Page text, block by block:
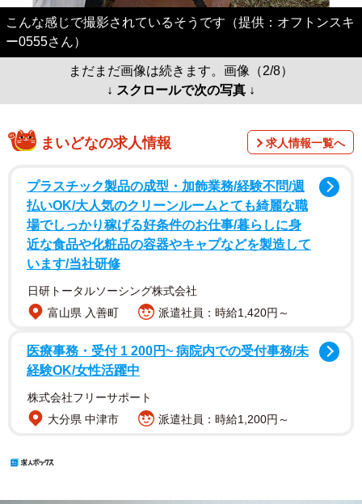
こんな感じで撮影されているそうです（提供：オフトンスキ
ー0555さん）
まだまだ画像は続きます。画像（2/8）
↓ スクロールで次の写真 ↓
まいどなの求人情報 求人情報一覧へ
プラスチック製品の成型・加飾業務/経験不問/週
払いOK/大人気のクリーンルームとても綺麗な職
場でしっかり稼げる好条件のお仕事/暮らしに身
近な食品や化粧品の容器やキャプなどを製造して
います/当社研修
日研トータルソーシング株式会社
富山県 入善町
派遣社員：時給1,420円～
医療事務・受付 1 200円~ 病院内での受付事務/未
経験OK/女性活躍中
株式会社フリーサポート
大分県 中津市
派遣社員：時給1,200円～